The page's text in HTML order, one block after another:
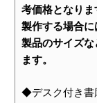
考価格となり
製作する場合
製品のサイズな
ます。
◆デスク付き書